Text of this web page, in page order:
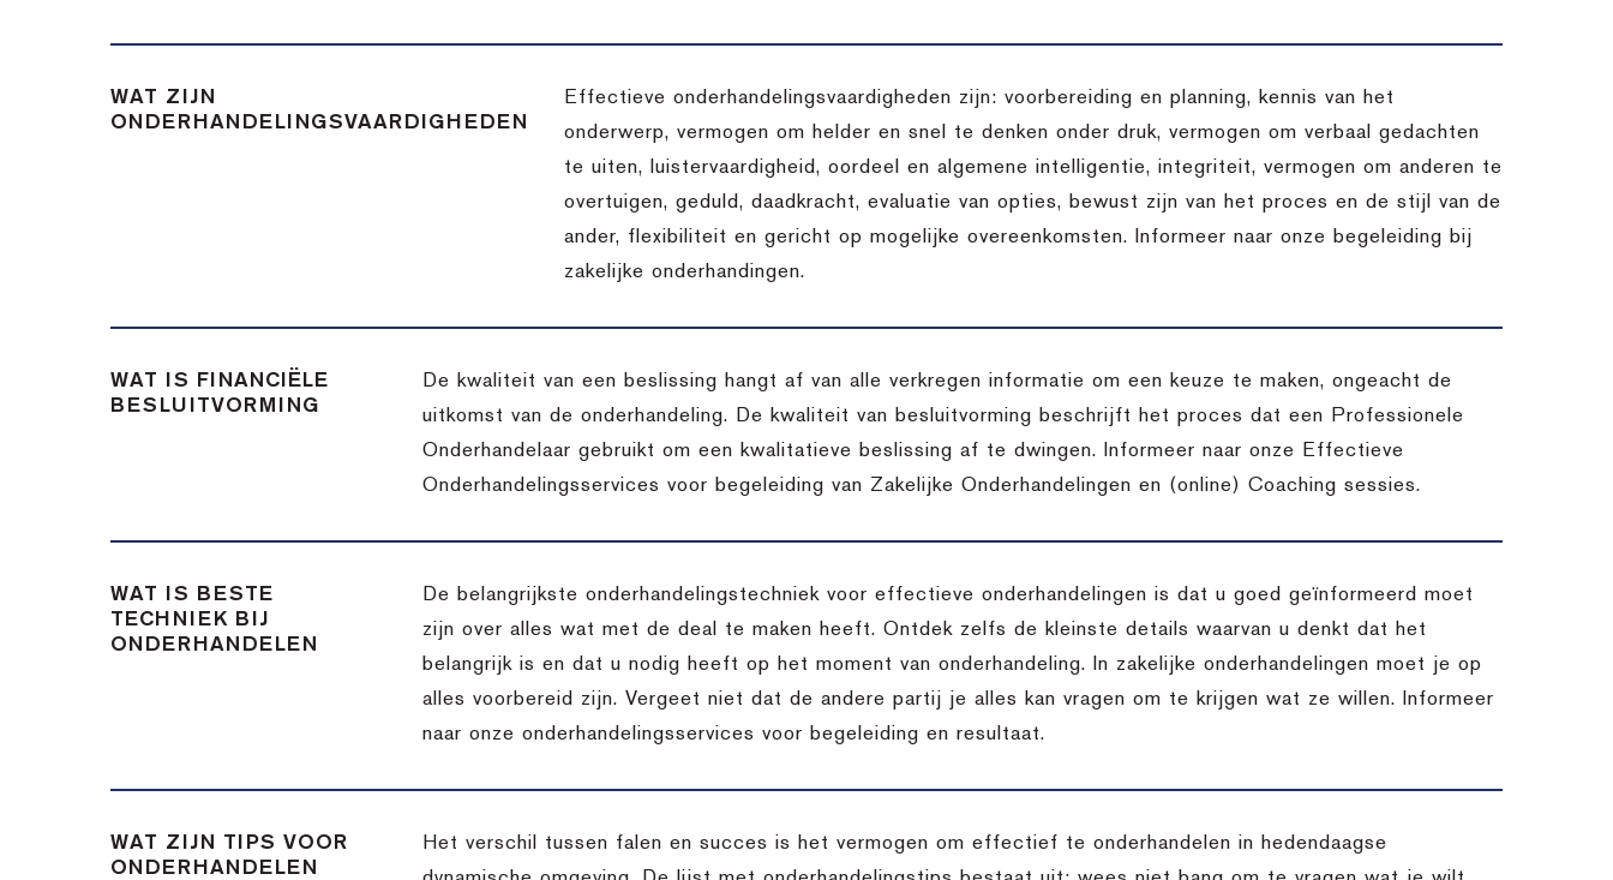
WAT ZIJN
ONDERHANDELINGSVAARDIGHEDEN
Effectieve onderhandelingsvaardigheden zijn: voorbereiding en planning, kennis van het
onderwerp, vermogen om helder en snel te denken onder druk, vermogen om verbaal gedachten
te uiten, luistervaardigheid, oordeel en algemene intelligentie, integriteit, vermogen om anderen te
overtuigen, geduld, daadkracht, evaluatie van opties, bewust zijn van het proces en de stijl van de
ander, flexibiliteit en gericht op mogelijke overeenkomsten. Informeer naar onze begeleiding bij
zakelijke onderhandingen.
WAT IS FINANCIËLE
BESLUITVORMING
De kwaliteit van een beslissing hangt af van alle verkregen informatie om een keuze te maken, ongeacht de
uitkomst van de onderhandeling. De kwaliteit van besluitvorming beschrijft het proces dat een Professionele
Onderhandelaar gebruikt om een kwalitatieve beslissing af te dwingen. Informeer naar onze Effectieve
Onderhandelingsservices voor begeleiding van Zakelijke Onderhandelingen en (online) Coaching sessies.
WAT IS BESTE
TECHNIEK BIJ
ONDERHANDELEN
De belangrijkste onderhandelingstechniek voor effectieve onderhandelingen is dat u goed geïnformeerd moet
zijn over alles wat met de deal te maken heeft. Ontdek zelfs de kleinste details waarvan u denkt dat het
belangrijk is en dat u nodig heeft op het moment van onderhandeling. In zakelijke onderhandelingen moet je op
alles voorbereid zijn. Vergeet niet dat de andere partij je alles kan vragen om te krijgen wat ze willen. Informeer
naar onze onderhandelingsservices voor begeleiding en resultaat.
WAT ZIJN TIPS VOOR
ONDERHANDELEN
Het verschil tussen falen en succes is het vermogen om effectief te onderhandelen in hedendaagse